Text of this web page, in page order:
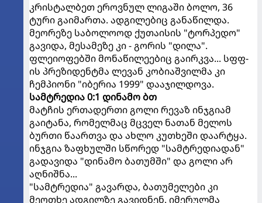
კრისტალბეთ ეროვნულ ლიგაში ბოლო, 36
ტური გაიმართა. ადგილებიც განაწილდა.
მეორეზე საბოლოოდ ქუთაისის "ტორპედო"
გავიდა, მესამეზე კი - გორის "დილა".
ფლეიოფებში მონაწილეებიც გაირკვა... სფფ-
ის პრეზიდენტმა ლევან კობიაშვილმა კი
ჩემპიონი "იბერია 1999" დააჯილდოვა.
სამტრედია 0:1 დინამო ბთ
მატჩის ერთადერთი გოლი რევაზ ინჯგიამ
გაიტანა, რომელმაც მცველ ნათან მელოს
ბურთი წაართვა და ახლო კუთხეში დაარტყა.
ინჯგია ზაფხულში სწორედ "სამტრედიადან"
გადავიდა "დინამო ბათუმში" და გოლი არ
აღნიშნა...
"სამტრედია" გავარდა, ბათუმელები კი
მეოთხე ადგილზე გავიდნენ. იმერულმა